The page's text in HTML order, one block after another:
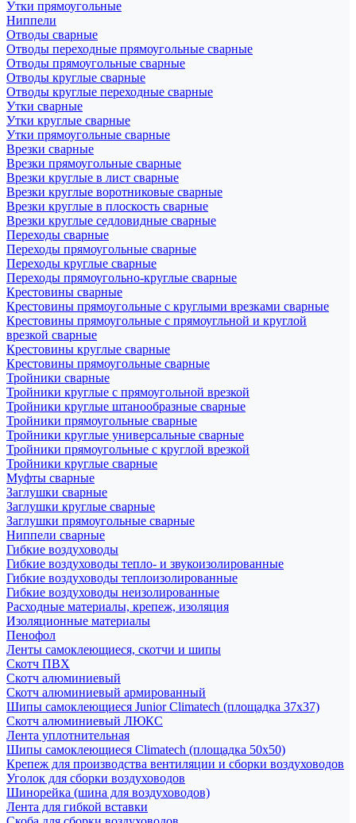
Утки прямоугольные
Ниппели
Отводы сварные
Отводы переходные прямоугольные сварные
Отводы прямоугольные сварные
Отводы круглые сварные
Отводы круглые переходные сварные
Утки сварные
Утки круглые сварные
Утки прямоугольные сварные
Врезки сварные
Врезки прямоугольные сварные
Врезки круглые в лист сварные
Врезки круглые воротниковые сварные
Врезки круглые в плоскость сварные
Врезки круглые седловидные сварные
Переходы сварные
Переходы прямоугольные сварные
Переходы круглые сварные
Переходы прямоугольно-круглые сварные
Крестовины сварные
Крестовины прямоугольные с круглыми врезками сварные
Крестовины прямоугольные с прямоугльной и круглой
врезкой сварные
Крестовины круглые сварные
Крестовины прямоугольные сварные
Тройники сварные
Тройники круглые с прямоугольной врезкой
Тройники круглые штанообразные сварные
Тройники прямоугольные сварные
Тройники круглые универсальные сварные
Тройники прямоугольные с круглой врезкой
Тройники круглые сварные
Муфты сварные
Заглушки сварные
Заглушки круглые сварные
Заглушки прямоугольные сварные
Ниппели сварные
Гибкие воздуховоды
Гибкие воздуховоды тепло- и звукоизолированные
Гибкие воздуховоды теплоизолированные
Гибкие воздуховоды неизолированные
Расходные материалы, крепеж, изоляция
Изоляционные материалы
Пенофол
Ленты самоклеющиеся, скотчи и шипы
Скотч ПВХ
Скотч алюминиевый
Скотч алюминиевый армированный
Шипы самоклеющиеся Junior Climatech (площадка 37х37)
Скотч алюминиевый ЛЮКС
Лента уплотнительная
Шипы самоклеющиеся Climatech (площадка 50х50)
Крепеж для производства вентиляции и сборки воздуховодов
Уголок для сборки воздуховодов
Шинорейка (шина для воздуховодов)
Лента для гибкой вставки